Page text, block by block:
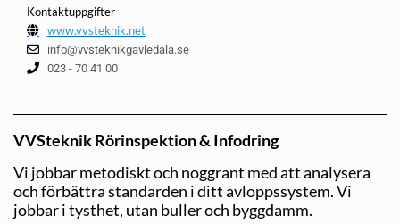
Kontaktuppgifter
www.vvsteknik.net
info@vvsteknikgavledala.se
023 - 70 41 00
VVSteknik Rörinspektion & Infodring
Vi jobbar metodiskt och noggrant med att analysera
och förbättra standarden i ditt avloppssystem. Vi
jobbar i tysthet, utan buller och byggdamm.